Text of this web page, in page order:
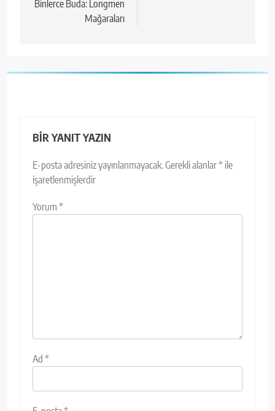
Binlerce Buda: Longmen
Mağaraları
BIR YANIT YAZIN
E-posta adresiniz yayınlanmayacak.Gerekli alanlar* ile
işaretlenmişlerdir
Yorum *
Ad *